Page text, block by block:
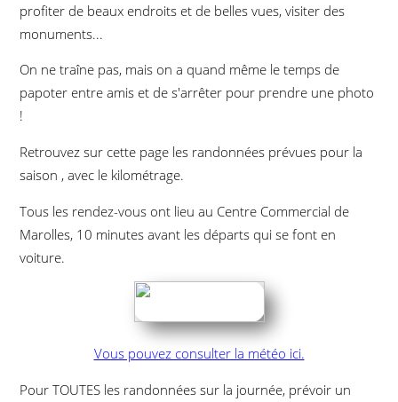
profiter de beaux endroits et de belles vues, visiter des
monuments...
On ne traîne pas, mais on a quand même le temps de
papoter entre amis et de s'arrêter pour prendre une photo
!
Retrouvez sur cette page les randonnées prévues pour la
saison , avec le kilométrage.
Tous les rendez-vous ont lieu au Centre Commercial de
Marolles, 10 minutes avant les départs qui se font en
voiture.
Vous pouvez consulter la météo ici.
Pour TOUTES les randonnées sur la journée, prévoir un